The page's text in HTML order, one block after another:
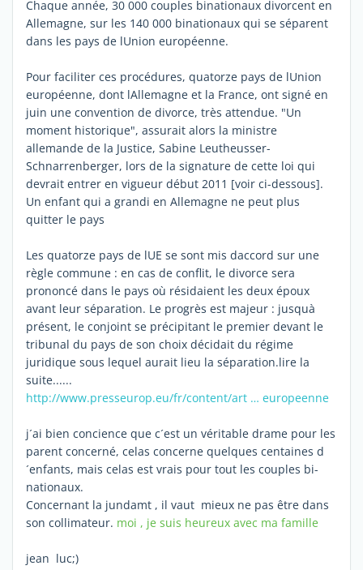
Chaque année, 30 000 couples binationaux divorcent en
Allemagne, sur les 140 000 binationaux qui se séparent
dans les pays de lUnion européenne.
Pour faciliter ces procédures, quatorze pays de lUnion
européenne, dont lAllemagne et la France, ont signé en
juin une convention de divorce, très attendue. "Un
moment historique", assurait alors la ministre
allemande de la Justice, Sabine Leutheusser-
Schnarrenberger, lors de la signature de cette loi qui
devrait entrer en vigueur début 2011 [voir ci-dessous].
Un enfant qui a grandi en Allemagne ne peut plus
quitter le pays
Les quatorze pays de lUE se sont mis daccord sur une
règle commune : en cas de conflit, le divorce sera
prononcé dans le pays où résidaient les deux époux
avant leur séparation. Le progrès est majeur : jusquà
présent, le conjoint se précipitant le premier devant le
tribunal du pays de son choix décidait du régime
juridique sous lequel aurait lieu la séparation.lire la
suite......
http://www.presseurop.eu/fr/content/art … europeenne
j´ai bien concience que c´est un véritable drame pour les
parent concerné, celas concerne quelques centaines d
´enfants, mais celas est vrais pour tout les couples bi-
nationaux.
Concernant la jundamt , il vaut mieux ne pas être dans
son collimateur. moi , je suis heureux avec ma famille
jean luc;)